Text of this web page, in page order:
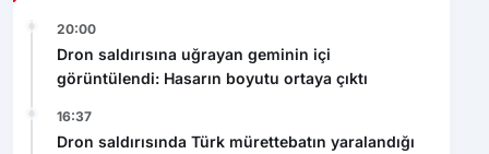
20:00
Dron saldırısına uğrayan geminin içi
görüntülendi: Hasarın boyutu ortaya çıktı
16:37
Dron saldırısında Türk mürettebatın yaralandığı